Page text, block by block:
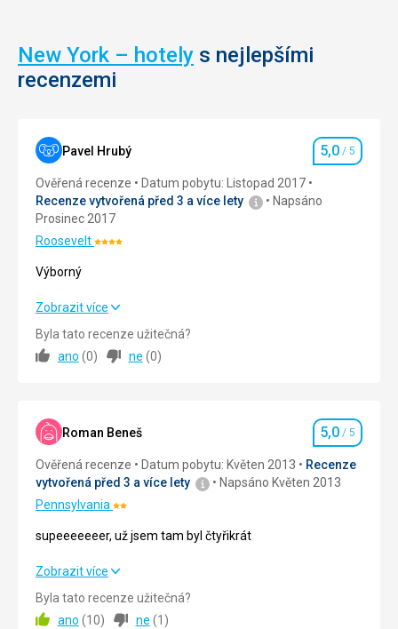
národní
historické
Nenáročné
Bezbarierový
přístup
stavby
nachází
vyhlídka.
Bezbarierový
přístup
Architektura
New York – hotely s nejlepšími
recenzemi
Pavel Hrubý Hodnocení
5,0 / 5
Ověřená recenze
Datum pobytu: Listopad 2017
Recenze vytvořená před 3 a více lety
Napsáno
Prosinec 2017
RooseveltHodnocení:
Výborný
Výborný
Ubytování
Ubytování
Výborný
Služby
Zobrazit více
Byla tato recenze užitečná?
ano (0) ne (0)
Roman Beneš Hodnocení
5,0 / 5
Ověřená recenze Datum pobytu: Květen 2013
Recenze
vytvořená před 3 a více lety
Napsáno Květen 2013
PennsylvaniaHodnocení:
2/5
supeeeeeeer, už jsem tam byl čtyřikrát
supeeeeeeer, už jsem tam byl čtyřikrát
Strava
Zobrazit více
Byla tato recenze užitečná?
ano (10) ne (1 )